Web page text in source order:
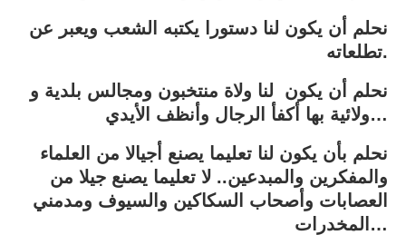
نحلم أن يكون لنا دستورا يكتبه الشعب ويعبر عن
تطلعاته.
نحلم أن يكون لنا ولاة منتخبون ومجالس بلدية و
ولائية بها أكفأ الرجال وأنظف الأيدي…
نحلم بأن يكون لنا تعليما يصنع أجيالا من العلماء
والمفكرين والمبدعين.. لا تعليما يصنع جيلا من
العصابات وأصحاب السكاكين والسيوف ومدمني
المخدرات…